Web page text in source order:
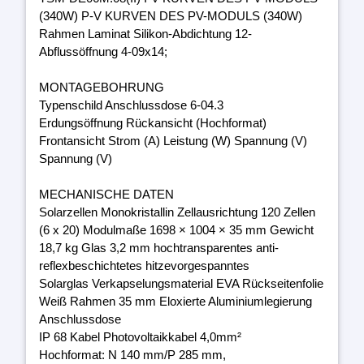
(340W) P-V KURVEN DES PV-MODULS (340W)
Rahmen Laminat Silikon-Abdichtung 12-
Abflussöffnung 4-09x14;
MONTAGEBOHRUNG
Typenschild Anschlussdose 6-04.3
Erdungsöffnung Rückansicht (Hochformat)
Frontansicht Strom (A) Leistung (W) Spannung (V)
Spannung (V)
MECHANISCHE DATEN
Solarzellen Monokristallin Zellausrichtung 120 Zellen
(6 x 20) Modulmaße 1698 × 1004 × 35 mm Gewicht
18,7 kg Glas 3,2 mm hochtransparentes anti-
reflexbeschichtetes hitzevorgespanntes
Solarglas Verkapselungsmaterial EVA Rückseitenfolie
Weiß Rahmen 35 mm Eloxierte Aluminiumlegierung
Anschlussdose
IP 68 Kabel Photovoltaikkabel 4,0mm²
Hochformat: N 140 mm/P 285 mm,